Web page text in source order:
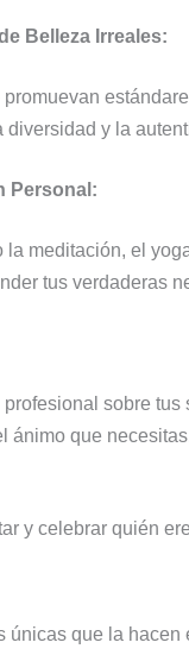
Belleza Irreales:
y la
Personal:
meditación, el
tus verdaderas
sobre
ánimo que
y celebrar quién
únicas que la